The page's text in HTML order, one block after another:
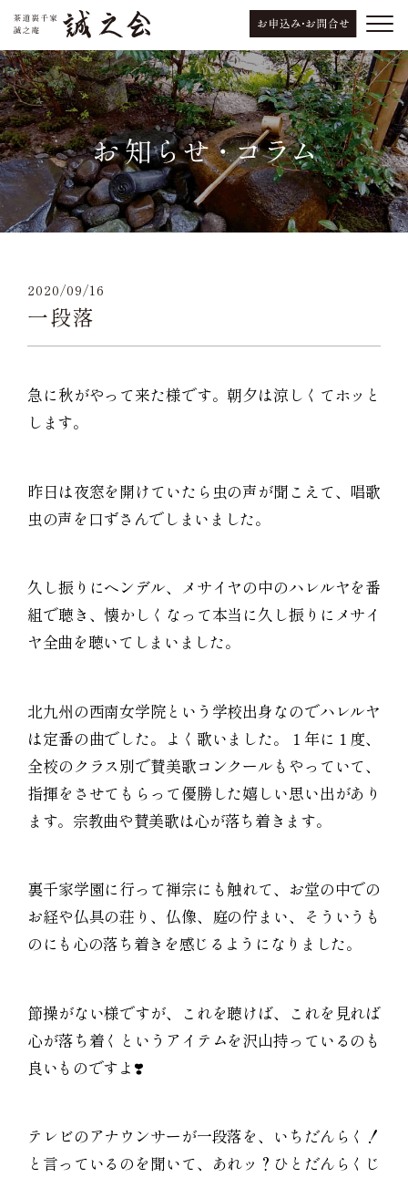
2020/09/16
一段落
急に秋がやって来た様です。朝夕は涼しくてホッと
します。
昨日は夜窓を開けていたら虫の声が聞こえて、唱歌
虫の声を口ずさんでしまいました。
久し振りにヘンデル、メサイヤの中のハレルヤを番
組で聴き、懐かしくなって本当に久し振りにメサイ
ヤ全曲を聴いてしまいました。
北九州の西南女学院という学校出身なのでハレルヤ
は定番の曲でした。よく歌いました。１年に１度、
全校のクラス別で賛美歌コンクールもやっていて、
指揮をさせてもらって優勝した嬉しい思い出があり
ます。宗教曲や賛美歌は心が落ち着きます。
裏千家学園に行って禅宗にも触れて、お堂の中での
お経や仏具の荘り、仏像、庭の佇まい、そういうも
のにも心の落ち着きを感じるようになりました。
節操がない様ですが、これを聴けば、これを見れば
心が落ち着くというアイテムを沢山持っているのも
良いものですよ❣️
テレビのアナウンサーが一段落を、いちだんらく！
と言っているのを聞いて、あれッ？ひとだんらくじ